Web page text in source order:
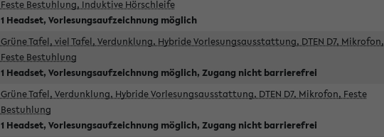
Feste Bestuhlung, Induktive Hörschleife
1 Headset, Vorlesungsaufzeichnung möglich
Grüne Tafel, viel Tafel, Verdunklung, Hybride Vorlesungsausstattung, DTEN D7, Mikrofon,
Feste Bestuhlung
1 Headset, Vorlesungsaufzeichnung möglich, Zugang nicht barrierefrei
Grüne Tafel, Verdunklung, Hybride Vorlesungsausstattung, DTEN D7, Mikrofon, Feste
Bestuhlung
1 Headset, Vorlesungsaufzeichnung möglich, Zugang nicht barrierefrei